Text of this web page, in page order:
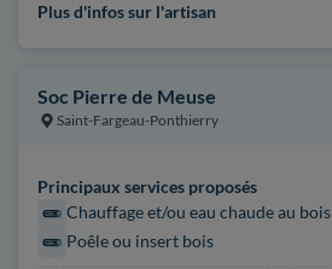
Plus d'infos sur l'artisan
Soc Pierre de Meuse
Saint-Fargeau-Ponthierry
Principaux services proposés
Chauffage et/ou eau chaude au bois
Poêle ou insert bois